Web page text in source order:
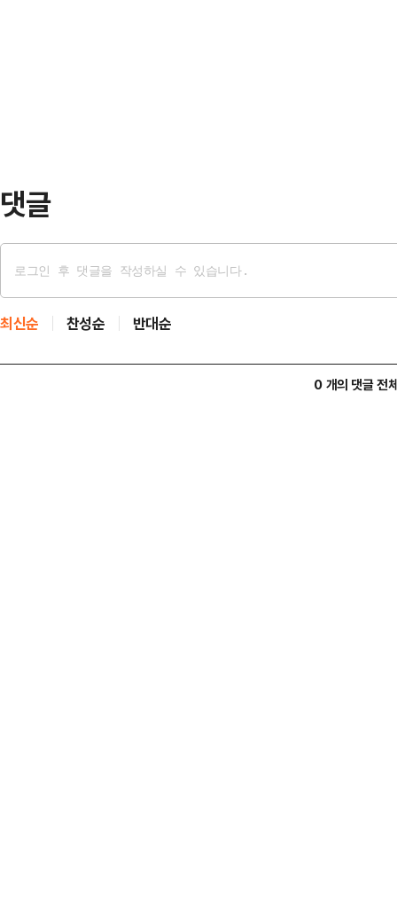
댓글
최신순 찬성순 반대순
0 개의 댓글 전